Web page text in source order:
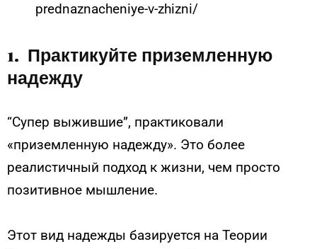
prednaznacheniye-v-zhizni/
1. Практикуйте приземленную
надежду
“Супер выжившие”, практиковали
«приземленную надежду». Это более
реалистичный подход к жизни, чем просто
позитивное мышление.
Этот вид надежды базируется на Теории